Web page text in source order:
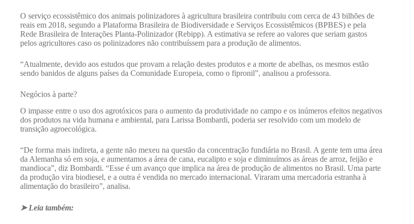
O serviço ecossistêmico dos animais polinizadores à agricultura brasileira contribuiu com cerca de 43 bilhões de
reais em 2018, segundo a Plataforma Brasileira de Biodiversidade e Serviços Ecossistêmicos (BPBES) e pela
Rede Brasileira de Interações Planta-Polinizador (Rebipp). A estimativa se refere ao valores que seriam gastos
pelos agricultores caso os polinizadores não contribuíssem para a produção de alimentos.
“Atualmente, devido aos estudos que provam a relação destes produtos e a morte de abelhas, os mesmos estão
sendo banidos de alguns países da Comunidade Europeia, como o fipronil”, analisou a professora.
Negócios à parte?
O impasse entre o uso dos agrotóxicos para o aumento da produtividade no campo e os inúmeros efeitos negativos
dos produtos na vida humana e ambiental, para Larissa Bombardi, poderia ser resolvido com um modelo de
transição agroecológica.
“De forma mais indireta, a gente não mexeu na questão da concentração fundiária no Brasil. A gente tem uma área
da Alemanha só em soja, e aumentamos a área de cana, eucalipto e soja e diminuímos as áreas de arroz, feijão e
mandioca”, diz Bombardi. “Esse é um avanço que implica na área de produção de alimentos no Brasil. Uma parte
da produção vira biodiesel, e a outra é vendida no mercado internacional. Viraram uma mercadoria estranha à
alimentação do brasileiro”, analisa.
➤ Leia também: